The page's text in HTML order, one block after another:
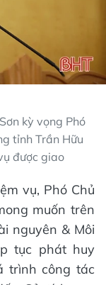
kỳ vọng Phó
tỉnh Trần Hữu
được giao
vụ, Phó Chủ
muốn trên
nguyên & Môi
tục phát huy
trình công tác